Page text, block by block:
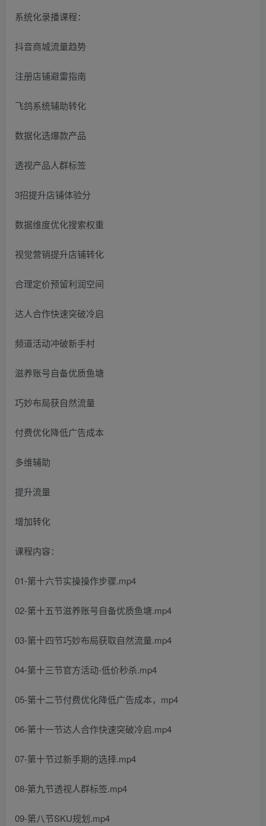
系统化录播课程：
抖音商城流量趋势
注册店铺避雷指南
飞鸽系统辅助转化
数据化选爆款产品
透视产品人群标签
3招提升店铺体验分
数据维度优化搜索权重
视觉营销提升店铺转化
合理定价预留利润空间
达人合作快速突破冷启
频道活动冲破新手村
滋养账号自备优质鱼塘
巧妙布局获自然流量
付费优化降低广告成本
多维辅助
提升流量
增加转化
课程内容：
01-第十六节实操操作步骤.mp4
02-第十五节滋养账号自备优质鱼塘.mp4
03-第十四节巧妙布局获取自然流量.mp4
04-第十三节官方活动-低价秒杀.mp4
05-第十二节付费优化降低广告成本，mp4
06-第十一节达人合作快速突破冷启.mp4
07-第十节过新手期的选择.mp4
08-第九节透视人群标签.mp4
09-第八节SKU规划.mp4